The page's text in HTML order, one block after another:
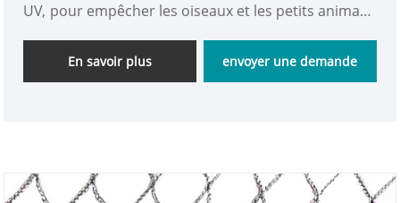
UV, pour empêcher les oiseaux et les petits animaux
Le filet pour oiseaux Double Plastic® permet à la
lumière et à la pluie d'atteindre les fruits et les
En savoir plus envoyer une demande